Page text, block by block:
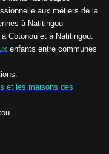
aux métiers de la
à Natitingou
Cotonou et à Natitingou.
enfants entre communes
et les maisons des